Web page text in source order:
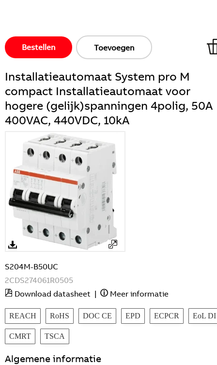
Bestellen Toevoegen
Installatieautomaat System pro M
compact Installatieautomaat voor
hogere (gelijk)spanningen 4polig, 50A
400VAC, 440VDC, 10kA
S204M-B50UC
2CDS274061R0505
Download datasheet | Meer informatie
REACH RoHS DOC CE EPD ECPCR EoL DI
CMRT TSCA
Algemene informatie